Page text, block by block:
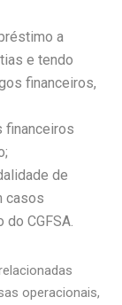
a
e tendo
financeiros,
financeiros
de
casos
CGFSA.
operacionais,